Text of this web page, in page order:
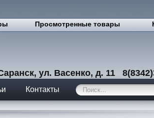
Просмотренные товары
ул. Васенко, д. 11
Контакты